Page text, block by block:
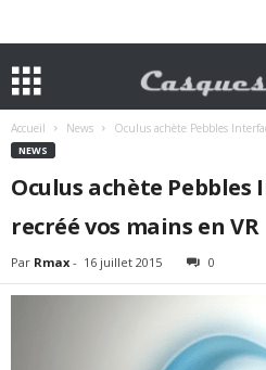
Accueil News Oculus achète Pebbles
NEWS
Oculus achète Pebbles
recréé vos mains en VR
Par Rmax - 16 juillet 2015 0